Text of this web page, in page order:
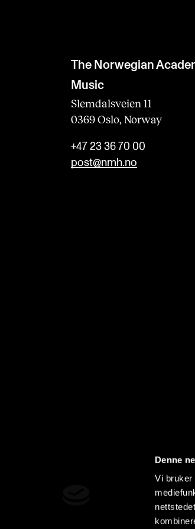
Denne
Vi bruker
The Norwegian
Music
Slemdalsveien 11
0369 Oslo, Norway
+47 23 36 70 00
post@nmh.no